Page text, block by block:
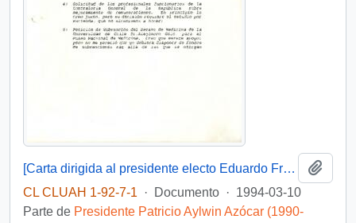
[Carta dirigida al presidente electo Eduardo Frei Ruiz-Tagle]
CL CLUAH 1-92-7-1
· Documento · 1994-03-10
Parte de Presidente Patricio Aylwin Azócar (1990-